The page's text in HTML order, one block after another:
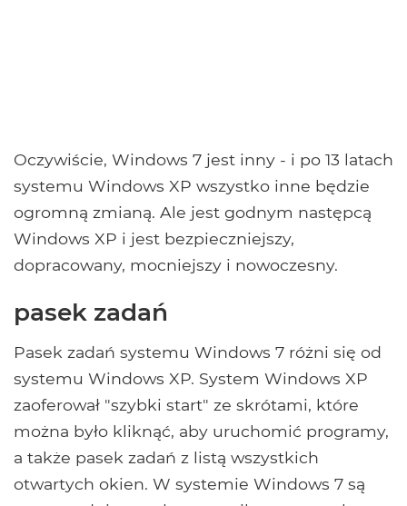
Oczywiście, Windows 7 jest inny - i po 13 latach
systemu Windows XP wszystko inne będzie
ogromną zmianą. Ale jest godnym następcą
Windows XP i jest bezpieczniejszy,
dopracowany, mocniejszy i nowoczesny.
pasek zadań
Pasek zadań systemu Windows 7 różni się od
systemu Windows XP. System Windows XP
zaoferował "szybki start" ze skrótami, które
można było kliknąć, aby uruchomić programy,
a także pasek zadań z listą wszystkich
otwartych okien. W systemie Windows 7 są